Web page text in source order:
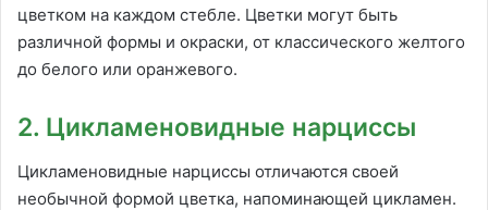
цветком на каждом стебле. Цветки могут быть
различной формы и окраски, от классического желтого
до белого или оранжевого.
2. Цикламеновидные нарциссы
Цикламеновидные нарциссы отличаются своей
необычной формой цветка, напоминающей цикламен.